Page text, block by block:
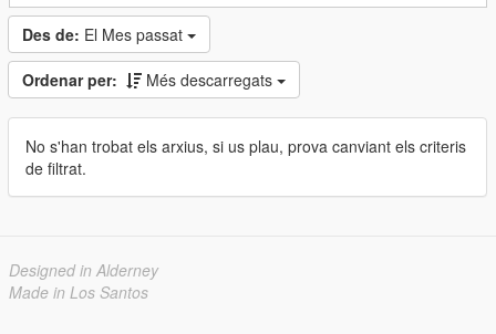
Des de: El Mes passat
Ordenar per: Més descarregats
No s'han trobat els arxius, si us plau, prova canviant els criteris
de filtrat.
Designed in Alderney
Made in Los Santos